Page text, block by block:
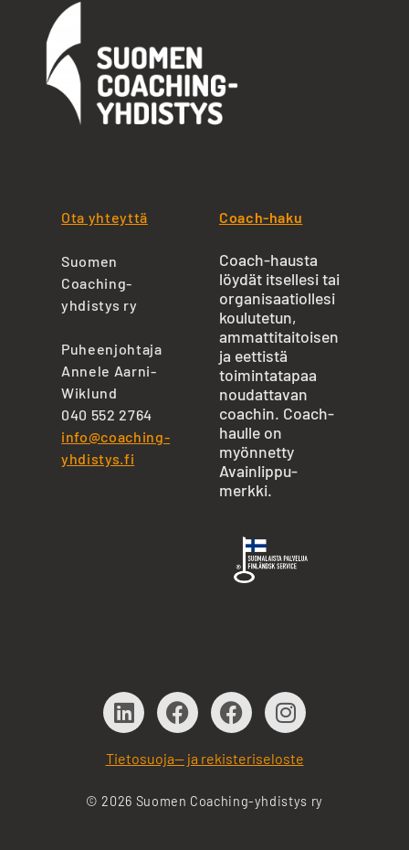
Ota yhteyttä
Suomen
Coaching-
yhdistys ry
Puheenjohtaja
Annele Aarni-
Wiklund
040 552 2764
info@coaching-
yhdistys.fi
Coach-haku
Coach-hausta
löydät itsellesi tai
organisaatiollesi
koulutetun,
ammattitaitoisen
ja eettistä
toimintatapaa
noudattavan
coachin. Coach-
haulle on
myönnetty
Avainlippu-
merkki.
Tietosuoja— ja rekisteriseloste
© 2026 Suomen Coaching-yhdistys ry